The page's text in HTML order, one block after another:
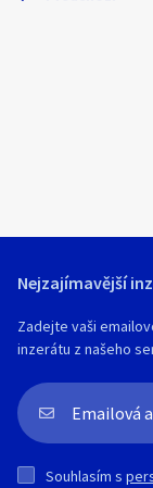
Nejzajímavější
Zadejte vaši
inzerátu z našeho
Souhlasím s